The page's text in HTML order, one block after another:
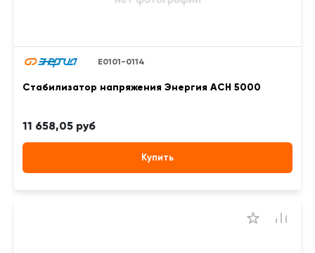
Е0101-0114
Стабилизатор напряжения Энергия АСН 5000
11 658,05 руб
Купить